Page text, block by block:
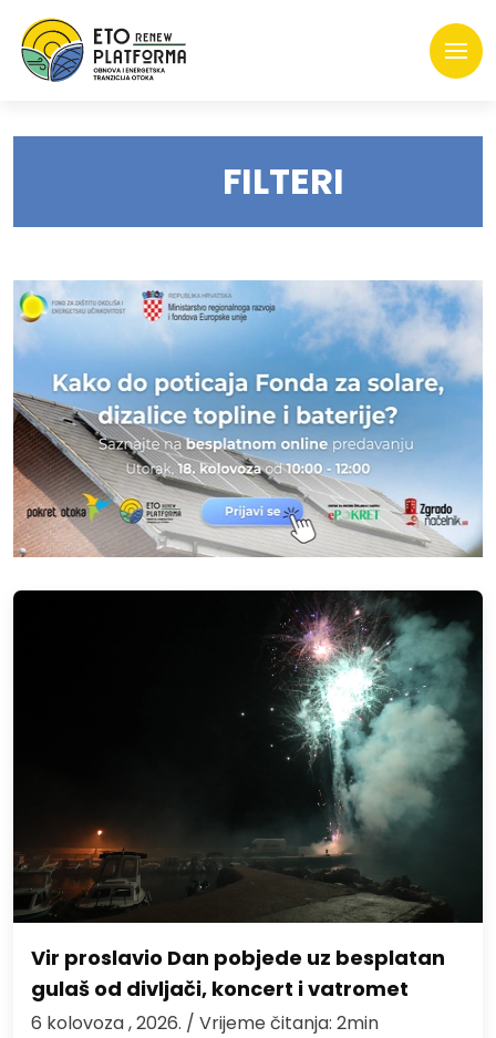
FILTERI
Vir proslavio Dan pobjede uz besplatan
gulaš od divljači, koncert i vatromet
6 kolovoza , 2026. / Vrijeme čitanja: 2min